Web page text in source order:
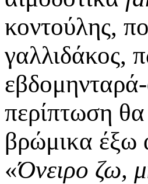
κοντούλης,
γαλλιδάκος,
περίπτωση θα
βρώμικα έξω
«Όνειρο ζω,